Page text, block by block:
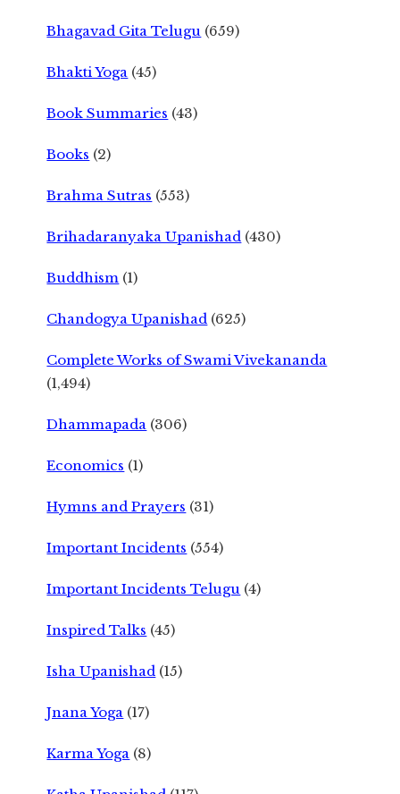
Bhagavad Gita Telugu (659)
Bhakti Yoga (45)
Book Summaries (43)
Books (2)
Brahma Sutras (553)
Brihadaranyaka Upanishad (430)
Buddhism (1)
Chandogya Upanishad (625)
Complete Works of Swami Vivekananda
(1,494)
Dhammapada (306)
Economics (1)
Hymns and Prayers (31)
Important Incidents (554)
Important Incidents Telugu (4)
Inspired Talks (45)
Isha Upanishad (15)
Jnana Yoga (17)
Karma Yoga (8)